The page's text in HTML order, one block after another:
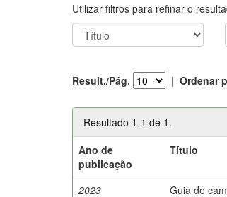
Utilizar filtros para refinar o
Result./Pág. | Ordenar
Resultado 1-1 de 1.
Ano de
publicação
Título
2023
Guia de